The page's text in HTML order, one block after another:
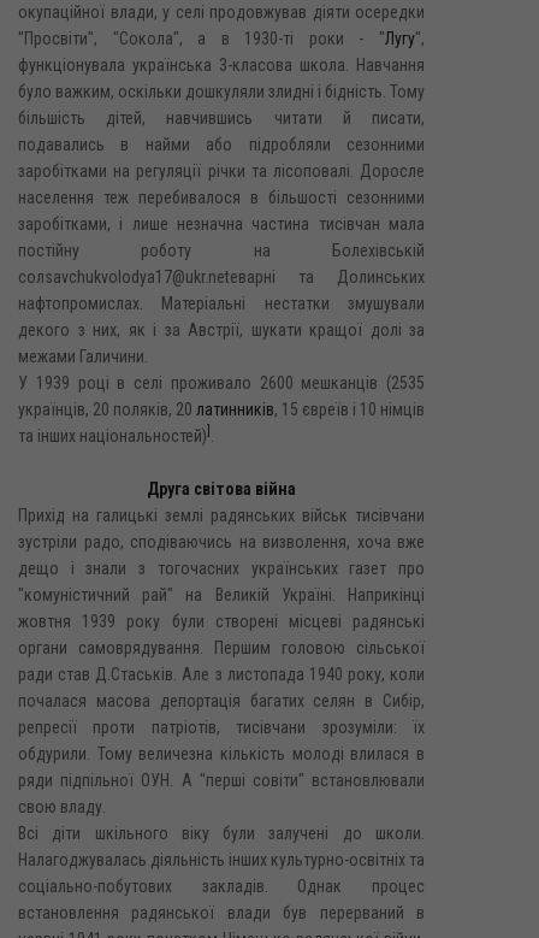
окупаційної влади, у селі продовжував діяти осередки
"Просвіти", "Сокола", а в 1930-ті роки - "Лугу",
функціонувала українська 3-класова школа. Навчання
було важким, оскільки дошкуляли злидні і бідність. Тому
більшість дітей, навчившись читати й писати,
подавались в найми або підробляли сезонними
заробітками на регуляції річки та лісоповалі. Доросле
населення теж перебивалося в більшості сезонними
заробітками, і лише незначна частина тисівчан мала
постійну роботу на Болехівській
солsavchukvolodya17@ukr.netеварні та Долинських
нафтопромислах. Матеріальні нестатки змушували
декого з них, як і за Австрії, шукати кращої долі за
межами Галичини.
У 1939 році в селі проживало 2600 мешканців (2535
українців, 20 поляків, 20 латинників, 15 євреїв і 10 німців
та інших національностей)
Друга світова війна
Прихід на галицькі землі радянських військ тисівчани
зустріли радо, сподіваючись на визволення, хоча вже
дещо і знали з тогочасних українських газет про
"комуністичний рай" на Великій Україні. Наприкінці
жовтня 1939 року були створені місцеві радянські
органи самоврядування. Першим головою сільської
ради став Д.Стаськів. Але з листопада 1940 року, коли
почалася масова депортація багатих селян в Сибір,
репресії проти патріотів, тисівчани зрозуміли: їх
обдурили. Тому величезна кількість молоді влилася в
ряди підпільної ОУН. А "перші совіти" встановлювали
свою владу.
Всі діти шкільного віку були залучені до школи.
Налагоджувалась діяльність інших культурно-освітніх та
соціально-побутових закладів. Однак процес
встановлення радянської влади був перерваний в